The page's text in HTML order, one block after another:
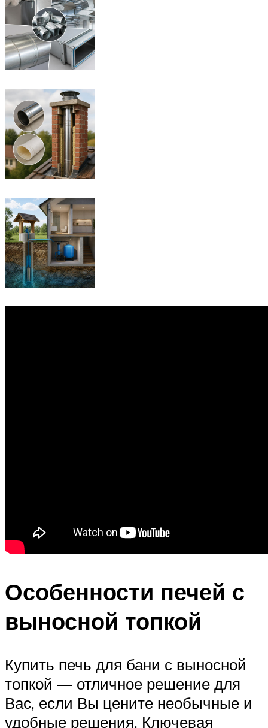
Особенности печей с
выносной топкой
Купить печь для бани с выносной
топкой — отличное решение для
Вас, если Вы цените необычные и
удобные решения. Ключевая